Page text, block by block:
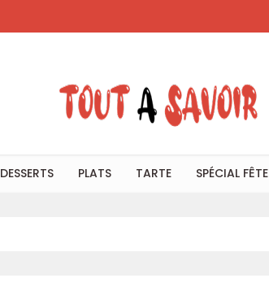
DESSERTS PLATS TARTE SPÉCIAL FÊTE